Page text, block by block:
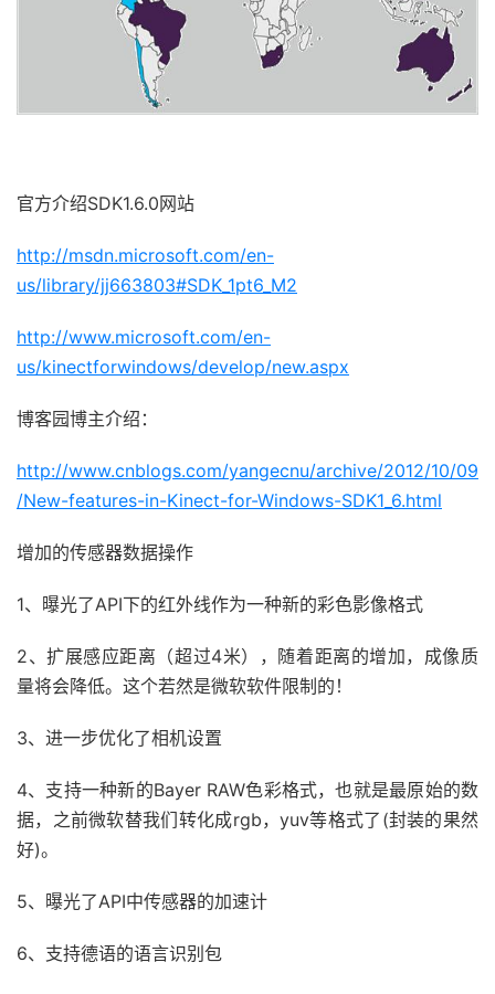
官方介绍SDK1.6.0网站
http://msdn.microsoft.com/en-
us/library/jj663803#SDK_1pt6_M2
http://www.microsoft.com/en-
us/kinectforwindows/develop/new.aspx
博客园博主介绍：
http://www.cnblogs.com/yangecnu/archive/2012/10/09
/New-features-in-Kinect-for-Windows-SDK1_6.html
增加的传感器数据操作
1、曝光了API下的红外线作为一种新的彩色影像格式
2、扩展感应距离（超过4米），随着距离的增加，成像质
量将会降低。这个若然是微软软件限制的！
3、进一步优化了相机设置
4、支持一种新的Bayer RAW色彩格式，也就是最原始的数
据，之前微软替我们转化成rgb，yuv等格式了(封装的果然
好)。
5、曝光了API中传感器的加速计
6、支持德语的语言识别包